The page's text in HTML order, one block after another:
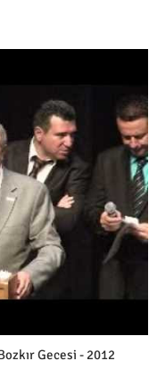
Gecesi - 2012